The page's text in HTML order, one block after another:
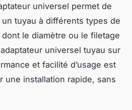
universel permet de
tuyau à différents types de
le diamètre ou le filetage
universel tuyau sur
et facilité d’usage est
une installation rapide, sans